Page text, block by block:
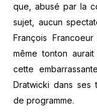
que, abusé par la
sujet, aucun
François
même tonton
cette
Dratwicki dans ses
de programme.